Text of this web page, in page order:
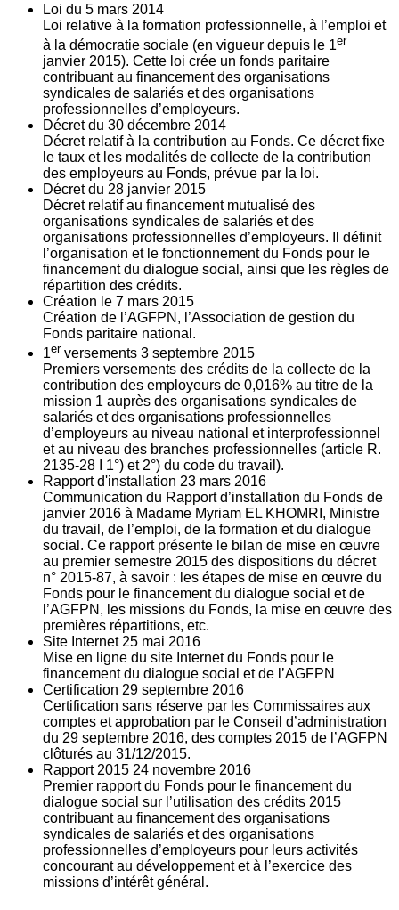
Loi du 5 mars 2014
Loi relative à la formation professionnelle, à l’emploi et
à la démocratie sociale (en vigueur depuis le 1er
janvier 2015). Cette loi crée un fonds paritaire
contribuant au financement des organisations
syndicales de salariés et des organisations
professionnelles d’employeurs.
Décret du 30 décembre 2014
Décret relatif à la contribution au Fonds. Ce décret fixe
le taux et les modalités de collecte de la contribution
des employeurs au Fonds, prévue par la loi.
Décret du 28 janvier 2015
Décret relatif au financement mutualisé des
organisations syndicales de salariés et des
organisations professionnelles d’employeurs. Il définit
l’organisation et le fonctionnement du Fonds pour le
financement du dialogue social, ainsi que les règles de
répartition des crédits.
Création le 7 mars 2015
Création de l’AGFPN, l’Association de gestion du
Fonds paritaire national.
1er versements 3 septembre 2015
Premiers versements des crédits de la collecte de la
contribution des employeurs de 0,016% au titre de la
mission 1 auprès des organisations syndicales de
salariés et des organisations professionnelles
d’employeurs au niveau national et interprofessionnel
et au niveau des branches professionnelles (article R.
2135‐28 I 1°) et 2°) du code du travail).
Rapport d'installation 23 mars 2016
Communication du Rapport d’installation du Fonds de
janvier 2016 à Madame Myriam EL KHOMRI, Ministre
du travail, de l’emploi, de la formation et du dialogue
social. Ce rapport présente le bilan de mise en œuvre
au premier semestre 2015 des dispositions du décret
n° 2015-87, à savoir : les étapes de mise en œuvre du
Fonds pour le financement du dialogue social et de
l’AGFPN, les missions du Fonds, la mise en œuvre des
premières répartitions, etc.
Site Internet 25 mai 2016
Mise en ligne du site Internet du Fonds pour le
financement du dialogue social et de l’AGFPN
Certification 29 septembre 2016
Certification sans réserve par les Commissaires aux
comptes et approbation par le Conseil d’administration
du 29 septembre 2016, des comptes 2015 de l’AGFPN
clôturés au 31/12/2015.
Rapport 2015 24 novembre 2016
Premier rapport du Fonds pour le financement du
dialogue social sur l’utilisation des crédits 2015
contribuant au financement des organisations
syndicales de salariés et des organisations
professionnelles d’employeurs pour leurs activités
concourant au développement et à l’exercice des
missions d’intérêt général.